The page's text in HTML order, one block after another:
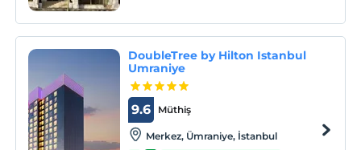
tadını çıkarabilirsiniz.
DoubleTree by Hilton Istanbul
Umraniye
Müthiş
9.6
Merkez, Ümraniye, İstanbul